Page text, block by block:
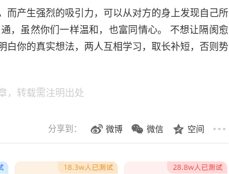
产生强烈的吸引力，可以从对方的身上发现自己所
，虽然你们一样温和，也富同情心。 不想让隔阂愈
白你的真实想法，两人互相学习，取长补短，否则势
，转载需注明出处
分享到： 微博 微信 空间